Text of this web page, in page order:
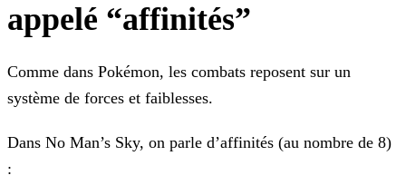
appelé “affinités”
Comme dans Pokémon, les combats reposent sur un
système de forces et faiblesses.
Dans No Man’s Sky, on parle d’affinités (au nombre de 8)
: